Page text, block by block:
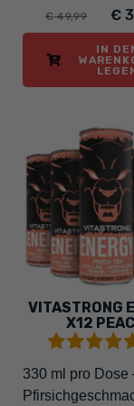
€ 49,99 €
IN
VITASTRONG
X12
330 ml pro Dose